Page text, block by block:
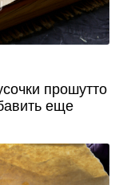
прошутто
еще